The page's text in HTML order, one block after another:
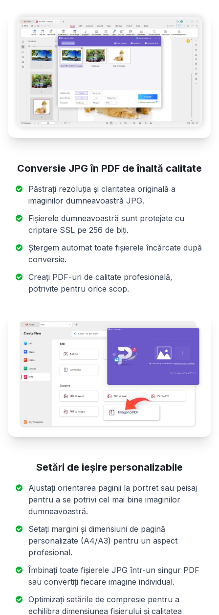
Conversie JPG în PDF de înaltă calitate
Păstrați rezoluția și claritatea originală a
imaginilor dumneavoastră JPG.
Fișierele dumneavoastră sunt protejate cu
criptare SSL pe 256 de biți.
Ștergem automat toate fișierele încărcate după
conversie.
Creați PDF-uri de calitate profesională,
potrivite pentru orice scop.
Setări de ieșire personalizabile
Ajustați orientarea paginii la portret sau peisaj
pentru a se potrivi cel mai bine imaginilor
dumneavoastră.
Setați margini și dimensiuni de pagină
personalizate (A4/A3) pentru un aspect
profesional.
Îmbinați toate fișierele JPG într-un singur PDF
sau convertiți fiecare imagine individual.
Optimizați setările de compresie pentru a
echilibra dimensiunea fișierului și calitatea